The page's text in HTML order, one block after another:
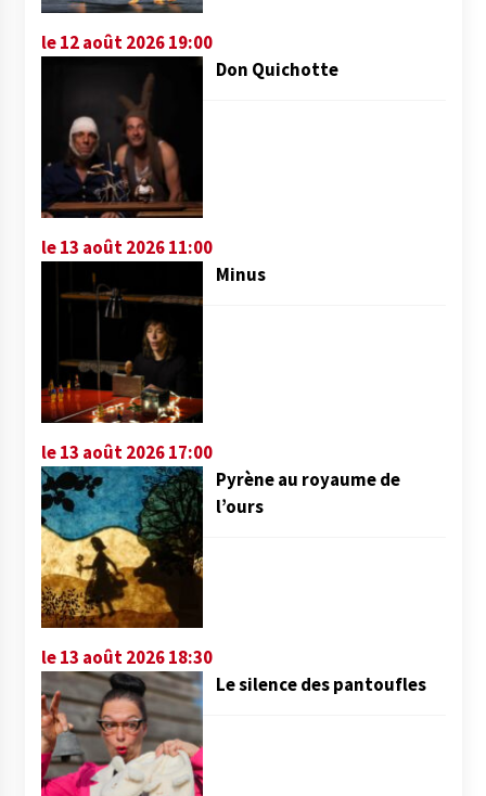
le 12 août 2026 19:00
Don Quichotte
le 13 août 2026 11:00
Minus
le 13 août 2026 17:00
Pyrène au royaume de
l’ours
le 13 août 2026 18:30
Le silence des pantoufles